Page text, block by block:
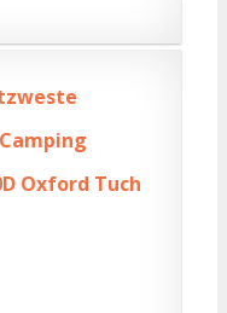
Oxford Tuch